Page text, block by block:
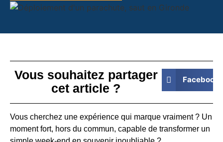
Vous souhaitez partager
cet article ?
Facebook
Vous cherchez une expérience qui marque vraiment ? Un
moment fort, hors du commun, capable de transformer un